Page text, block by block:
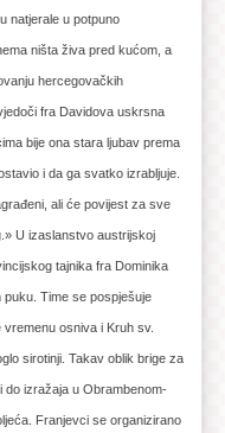
natjerale u potpuno
ništa živa pred kućom, a
hercegovačkih
fra Davidova uskrsna
bije ona stara ljubav prema
i da ga svatko izrabljuje.
ali će povijest za sve
U izaslanstvo austrijskoj
tajnika fra Dominika
Time se pospješuje
osniva i Kruh sv.
sirotinji. Takav oblik brige za
do izražaja u Obrambenom-
Franjevci se organizirano